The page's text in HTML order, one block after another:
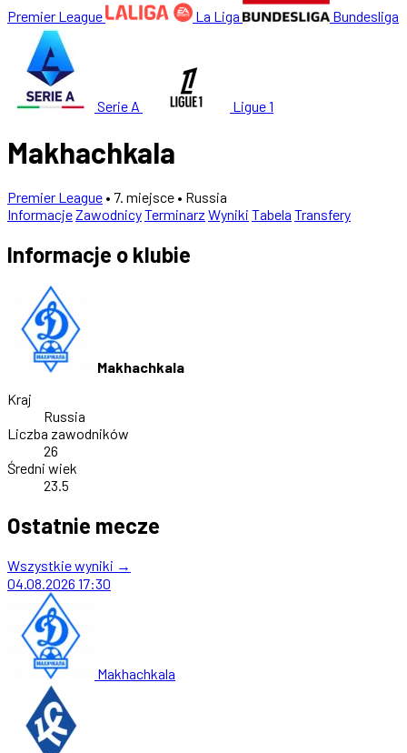
Premier League La Liga Bundesliga
Serie A Ligue 1
Makhachkala
Premier League • 7. miejsce • Russia
InformacjeZawodnicyTerminarz Wyniki Tabela Transfery
Informacje o klubie
Makhachkala
Kraj
Russia
Liczba zawodników
26
Średni wiek
23.5
Ostatnie mecze
Wszystkie wyniki →
04.08.2026 17:30
Makhachkala